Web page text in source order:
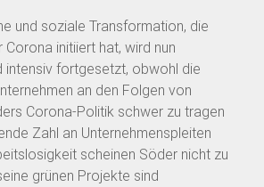
und soziale Transformation, die
initiiert hat, wird nun
intensiv fortgesetzt, obwohl die
an den Folgen von
Corona-Politik schwer zu tragen
Zahl an Unternehmenspleiten
scheinen Söder nicht zu
grünen Projekte sind